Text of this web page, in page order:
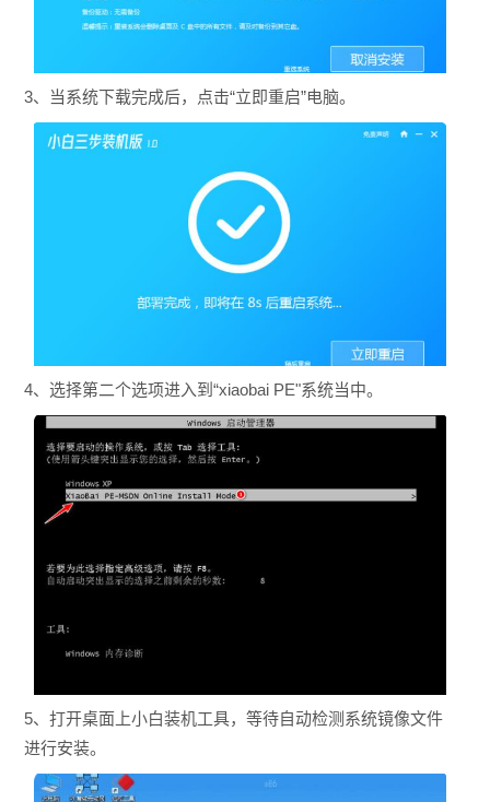
3、当系统下载完成后，点击“立即重启”电脑。
4、选择第二个选项进入到“xiaobai PE"系统当中。
5、打开桌面上小白装机工具，等待自动检测系统镜像文件
进行安装。